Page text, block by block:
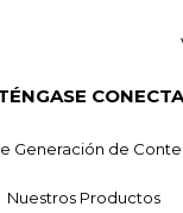
Generación de
Nuestros Productos